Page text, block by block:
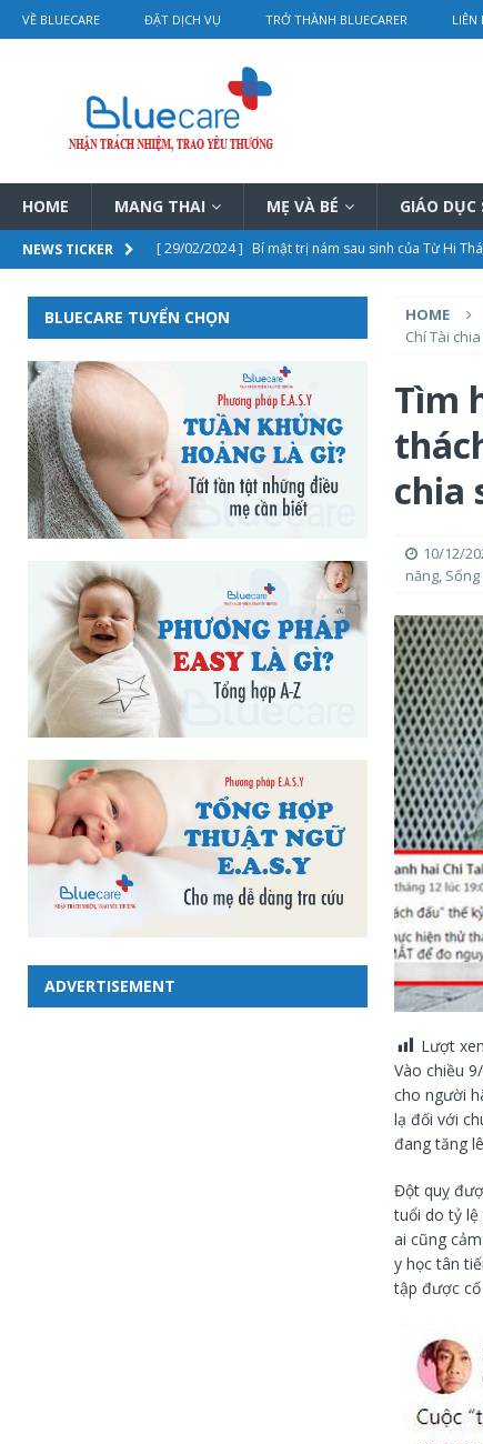
VỀ BLUECARE ĐẶT DỊCH VỤ TRỞ THÀNH BLUECARER LIÊN
HOME MANG THAI MẸ VÀ BÉ GIÁO DỤC
NEWS TICKER [ 29/02/2024 ] Bí mật trị nám sau sinh của Từ Hi
[ 28/02/2024 ]
Chi tiết bảng giá dịch vụ thông tắc
Rơ lưỡi cho trẻ sơ sinh hướng dẫn chi
[ 29/02/2024 ] Châm cứu điều trị vô sinh – hiệu
HOME
Chí Tài
Tìm
chia
10/12/
năng,
Lượt
Vào chiều
cho người
lạ đối với
đang tăng
Đột quỵ
tuổi do tỷ lệ
ai cũng
y học tân
tập được cố
BLUECARE TUYỂN CHỌN
ADVERTISEMENT